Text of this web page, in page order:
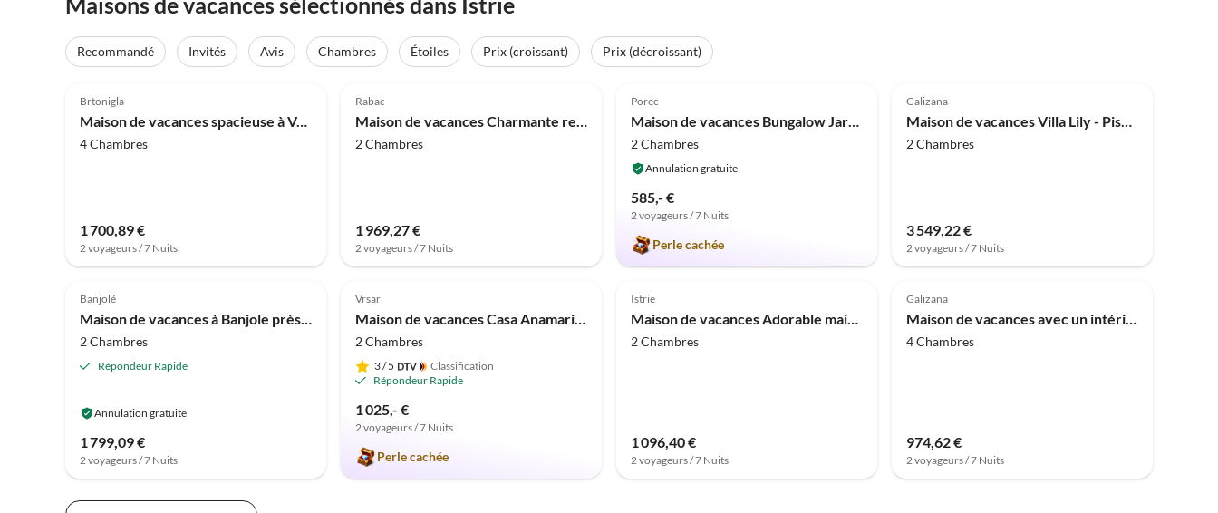
Recommandé Invités Avis Chambres Étoiles Prix (croissant)
Prix (décroissant)
Brtonigla
Maison de vacances spacieuse à Verteneglio
4 Chambres
1 700,89 €
2 voyageurs / 7 Nuits
Rabac
Maison de vacances Charmante retraite familiale avec piscine privée
2 Chambres
1 969,27 €
2 voyageurs / 7 Nuits
Porec
Maison de vacances Bungalow Jardin dans la Résidence Felix
2 Chambres
Annulation gratuite
585,- €
2 voyageurs / 7 Nuits
Perle cachée
Galizana
Maison de vacances Villa Lily - Piscine privée, joli jardin
2 Chambres
3 549,22 €
2 voyageurs / 7 Nuits
4.0 (4)
Banjolé
Maison de vacances à Banjole près de la plage
2 Chambres
Répondeur Rapide
Annulation gratuite
1 799,09 €
2 voyageurs / 7 Nuits
Annonce
5.0 (1)
Vrsar
Maison de vacances Casa Anamaria près de Vrsar
2 Chambres
3/ 5
Classification
Répondeur Rapide
1 025,- €
2 voyageurs / 7 Nuits
Perle cachée
Istrie
Maison de vacances Adorable maison avec jardin privé et bain à bulles
2 Chambres
1 096,40 €
2 voyageurs / 7 Nuits
Galizana
Maison de vacances avec un intérieur parfait
4 Chambres
974,62 €
2 voyageurs / 7 Nuits